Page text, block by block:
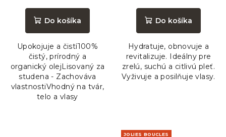
Do košíka
Upokojuje a čistí100%
čistý, prírodný a
organický olejLisovaný za
studena - Zachováva
vlastnostiVhodný na tvár,
telo a vlasy
Do košíka
Hydratuje, obnovuje a
revitalizuje. Ideálny pre
zrelú, suchú a citlivú pleť.
Vyživuje a posilňuje vlasy.
JOLIES BOUCLES